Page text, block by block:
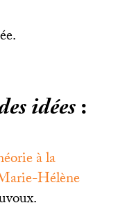
idées:
à la
Hélène